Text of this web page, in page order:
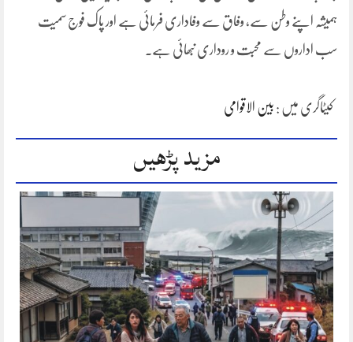
ہمیشہ اپنے وطن سے، وفاق سے وفاداری فرمائی ہے اور پاک فوج سمیت
سب اداروں سے محبت و روداری نبھائی ہے۔
کیٹاگری میں : بین الاقوامی
مزید پڑھیں